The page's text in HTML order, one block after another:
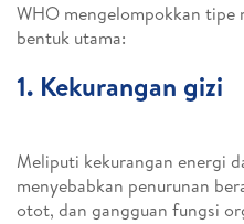
WHO mengelompokkan tipe
bentuk utama:
1. Kekurangan gizi
Meliputi kekurangan energi
menyebabkan penurunan
otot, dan gangguan fungsi